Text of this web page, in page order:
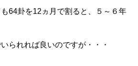
64卦を12ヵ月で割ると、５～６年
られれば良いのですが・・・